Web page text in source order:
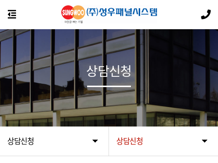
상담신청 상담신청
상담신청